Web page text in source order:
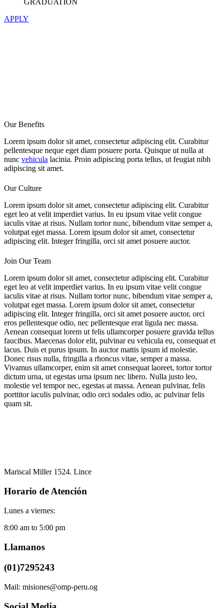
GRADUATION
APPLY
Our Benefits
Lorem ipsum dolor sit amet, consectetur adipiscing elit. Curabitur
pellentesque neque eget diam posuere porta. Quisque ut nulla at
nunc vehicula lacinia. Proin adipiscing porta tellus, ut feugiat nibh
adipiscing sit amet.
Our Culture
Lorem ipsum dolor sit amet, consectetur adipiscing elit. Curabitur
eget leo at velit imperdiet varius. In eu ipsum vitae velit congue
iaculis vitae at risus. Nullam tortor nunc, bibendum vitae semper a,
volutpat eget massa. Lorem ipsum dolor sit amet, consectetur
adipiscing elit. Integer fringilla, orci sit amet posuere auctor.
Join Our Team
Lorem ipsum dolor sit amet, consectetur adipiscing elit. Curabitur
eget leo at velit imperdiet varius. In eu ipsum vitae velit congue
iaculis vitae at risus. Nullam tortor nunc, bibendum vitae semper a,
volutpat eget massa. Lorem ipsum dolor sit amet, consectetur
adipiscing elit. Integer fringilla, orci sit amet posuere auctor, orci
eros pellentesque odio, nec pellentesque erat ligula nec massa.
Aenean consequat lorem ut felis ullamcorper posuere gravida tellus
faucibus. Maecenas dolor elit, pulvinar eu vehicula eu, consequat et
lacus. Duis et purus ipsum. In auctor mattis ipsum id molestie.
Donec risus nulla, fringilla a rhoncus vitae, semper a massa.
Vivamus ullamcorper, enim sit amet consequat laoreet, tortor tortor
dictum urna, ut egestas urna ipsum nec libero. Nulla justo leo,
molestie vel tempor nec, egestas at massa. Aenean pulvinar, felis
porttitor iaculis pulvinar, odio orci sodales odio, ac pulvinar felis
quam sit.
Mariscal Miller 1524. Lince
Horario de Atención
Lunes a viernes:
8:00 am to 5:00 pm
Llamanos
(01)7295243
Mail: misiones@omp-peru.og